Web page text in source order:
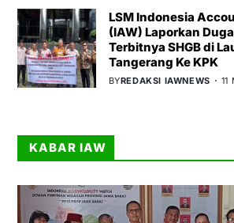
LSM Indonesia
(IAW) Laporkan
Terbitnya SHGB di
Tangerang Ke KPK
BYREDAKSI IAWNEWS 11
KABAR IAW